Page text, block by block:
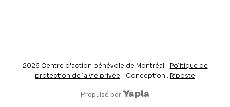
2026 Centre d'action bénévole de Montréal | Politique de
protection de la vie privée | Conception : Riposte
Propulsé par